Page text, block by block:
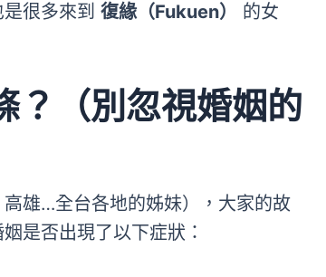
很多來到 復緣（Fukuen）
的女
？（別忽視婚姻的
雄…全台各地的姊妹），大家的故
是否出現了以下症狀：